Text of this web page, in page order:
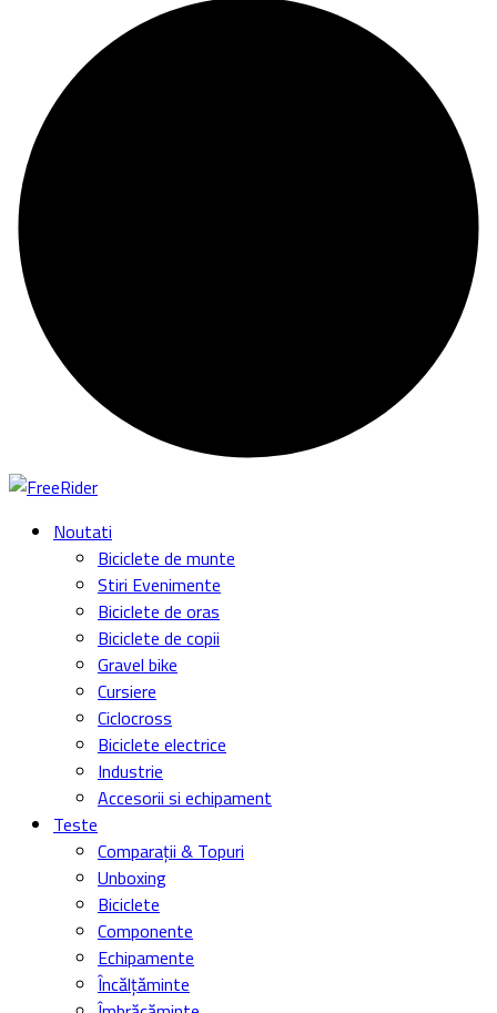
Noutati
Biciclete de munte
Stiri Evenimente
Biciclete de oras
Biciclete de copii
Gravel bike
Cursiere
Ciclocross
Biciclete electrice
Industrie
Accesorii si echipament
Teste
Comparații & Topuri
Unboxing
Biciclete
Componente
Echipamente
Încălțăminte